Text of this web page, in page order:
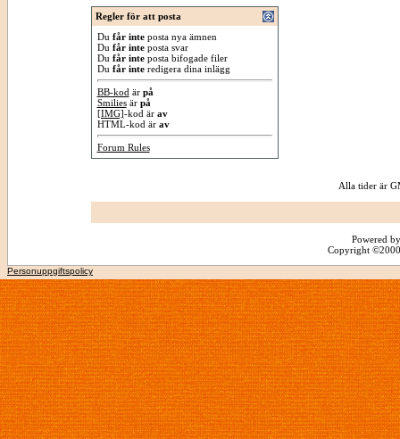
Regler för att posta
Du får inteposta nya ämnen
Du får inteposta svar
Du får inteposta bifogade filer
Du får interedigera dina inlägg
BB-kod är på
Smiliesär på
[IMG]-kod är av
HTML-kod är av
Forum Rules
Alla tider är
Powered
Copyright
Personuppgiftspolicy